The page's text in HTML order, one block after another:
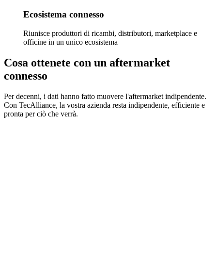
Ecosistema connesso
Riunisce produttori di ricambi, distributori, marketplace e
officine in un unico ecosistema
Cosa ottenete con un aftermarket
connesso
Per decenni, i dati hanno fatto muovere l'aftermarket indipendente.
Con TecAlliance, la vostra azienda resta indipendente, efficiente e
pronta per ciò che verrà.